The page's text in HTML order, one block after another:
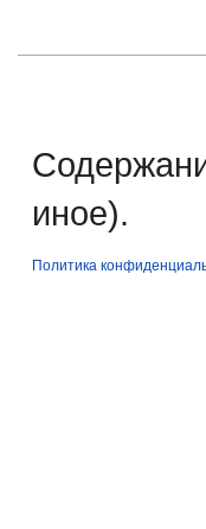
иное).
Политика